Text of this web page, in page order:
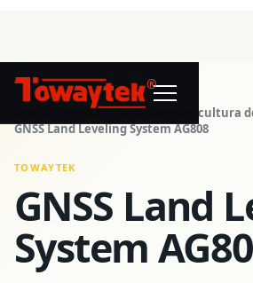
®
Centro de productos Agricultura
GNSS Land Leveling System AG808
TOWAYTEK
GNSS Land
System